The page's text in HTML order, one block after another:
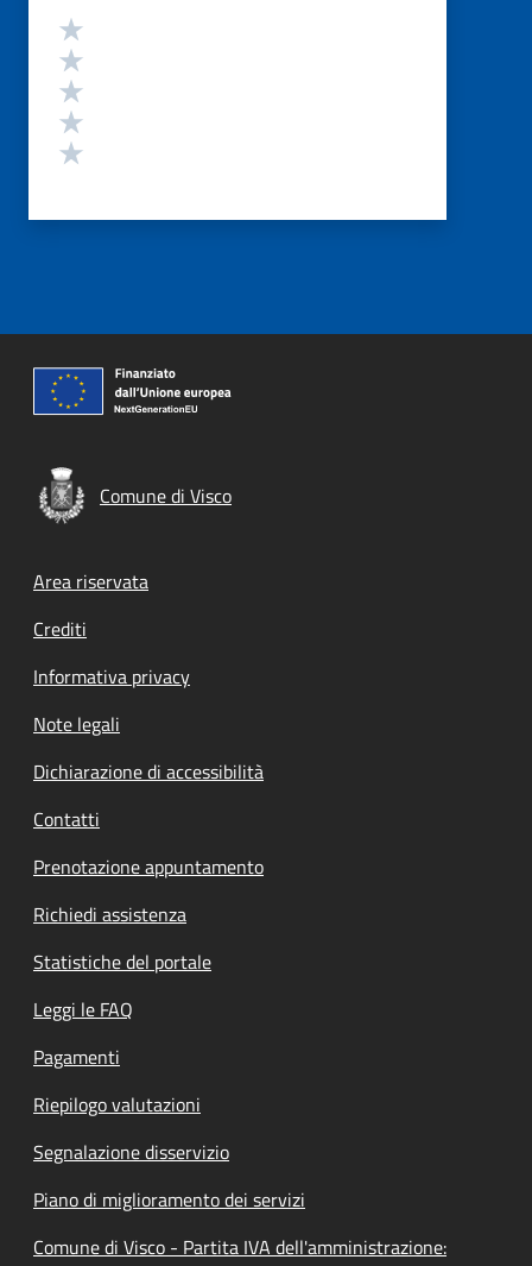
Valutazione
Comune di Visco
Footer menu
Area riservata
Crediti
Informativa privacy
Note legali
Dichiarazione di accessibilità
Contatti
Prenotazione appuntamento
Richiedi assistenza
Statistiche del portale
Leggi le FAQ
Pagamenti
Riepilogo valutazioni
Segnalazione disservizio
Piano di miglioramento dei servizi
Comune di Visco - Partita IVA dell'amministrazione: